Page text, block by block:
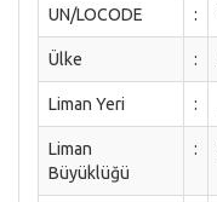
UN/LOCODE :
Ülke :
Liman Yeri :
Liman
Büyüklüğü
: